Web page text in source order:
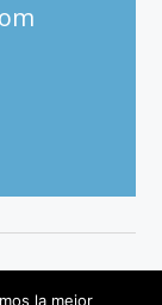
la mejor